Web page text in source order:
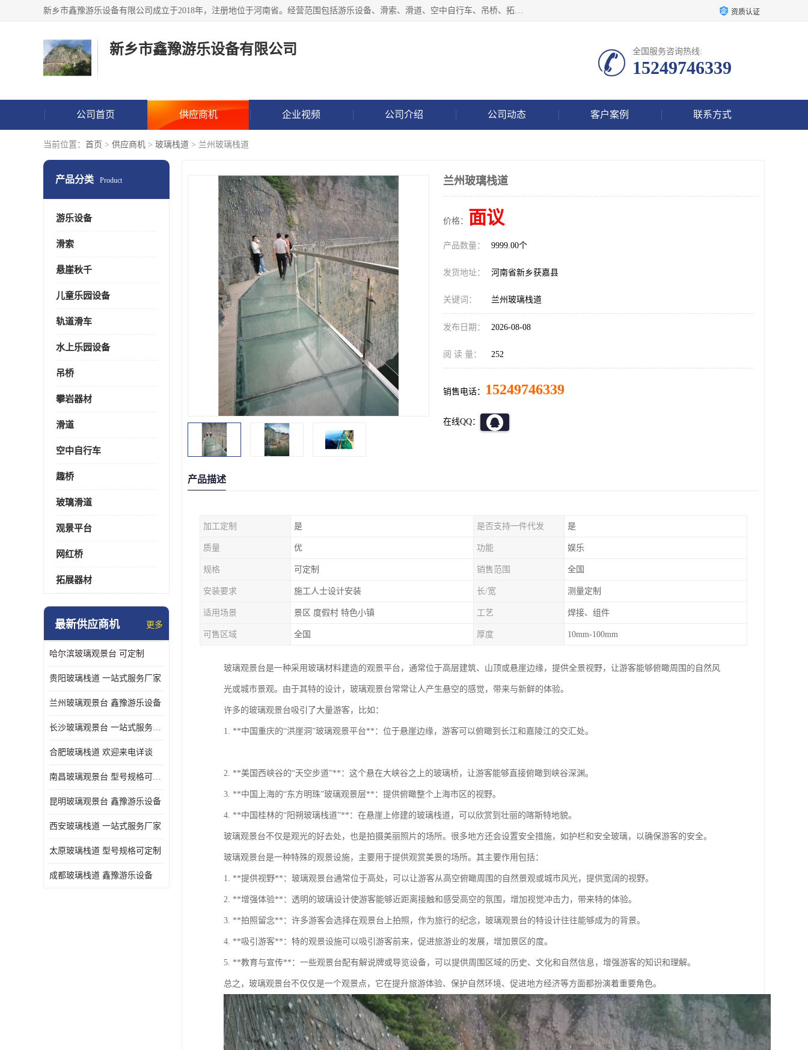
新乡市鑫豫游乐设备有限公司成立于2018年，注册地位于河南省。经营范围包括游乐设备、滑索、滑道、空中自行车、吊桥、拓展器材、攀岩器材、趣桥、悬崖秋千、网红桥、儿童乐园设备、水上乐园设备、丛林穿越设备、音乐呐喊设备、轨道滑车、栈道、玻璃滑道、观景平台、景观包装的设计、制造、销售、安装、维修，景区策划服务。 资质认证
新乡市鑫豫游乐设备有限公司 全国服务咨询热线:
15249746339
公司首页 供应商机 企业视频 公司介绍 公司动态 客户案例 联系方式
当前位置： 首页 > 供应商机 > 玻璃栈道 > 兰州玻璃栈道
产品分类 Product
游乐设备
滑索
悬崖秋千
儿童乐园设备
轨道滑车
水上乐园设备
吊桥
攀岩器材
滑道
空中自行车
趣桥
玻璃滑道
观景平台
网红桥
拓展器材
最新供应商机 更多
哈尔滨玻璃观景台 可定制
贵阳玻璃栈道 一站式服务厂家
兰州玻璃观景台 鑫豫游乐设备
长沙玻璃观景台 一站式服务厂家
合肥玻璃栈道 欢迎来电详谈
南昌玻璃观景台 型号规格可定制
昆明玻璃观景台 鑫豫游乐设备
西安玻璃栈道 一站式服务厂家
太原玻璃栈道 型号规格可定制
成都玻璃栈道 鑫豫游乐设备
兰州玻璃栈道
价格： 面议
产品数量： 9999.00个
发货地址： 河南省新乡获嘉县
关键词： 兰州玻璃栈道
发布日期： 2026-08-08
阅 读 量： 252
销售电话： 15249746339
在线QQ：
产品描述
加工定制 是 是否支持一件代发 是
质量 优 功能 娱乐
规格 可定制 销售范围 全国
安装要求 施工人士设计安装 长/宽 测量定制
适用场景 景区 度假村 特色小镇 工艺 焊接、组件
可售区域 全国 厚度 10mm-100mm
玻璃观景台是一种采用玻璃材料建造的观景平台，通常位于高层建筑、山顶或悬崖边缘，提供全景视野，让游客能够俯瞰周围的自然风
光或城市景观。由于其特的设计，玻璃观景台常常让人产生悬空的感觉，带来与新鲜的体验。
许多的玻璃观景台吸引了大量游客，比如：
1. **中国重庆的“洪崖洞”玻璃观景平台**：位于悬崖边缘，游客可以俯瞰到长江和嘉陵江的交汇处。
2. **美国西峡谷的“天空步道”**：这个悬在大峡谷之上的玻璃桥，让游客能够直接俯瞰到峡谷深渊。
3. **中国上海的“东方明珠”玻璃观景层**：提供俯瞰整个上海市区的视野。
4. **中国桂林的“阳朔玻璃栈道”**：在悬崖上修建的玻璃栈道，可以欣赏到壮丽的喀斯特地貌。
玻璃观景台不仅是观光的好去处，也是拍摄美丽照片的场所。很多地方还会设置安全措施，如护栏和安全玻璃，以确保游客的安全。
玻璃观景台是一种特殊的观景设施，主要用于提供观赏美景的场所。其主要作用包括：
1. **提供视野**：玻璃观景台通常位于高处，可以让游客从高空俯瞰周围的自然景观或城市风光，提供宽阔的视野。
2. **增强体验**：透明的玻璃设计使游客能够近距离接触和感受高空的氛围，增加视觉冲击力，带来特的体验。
3. **拍照留念**：许多游客会选择在观景台上拍照，作为旅行的纪念，玻璃观景台的特设计往往能够成为的背景。
4. **吸引游客**：特的观景设施可以吸引游客前来，促进旅游业的发展，增加景区的度。
5. **教育与宣传**：一些观景台配有解说牌或导览设备，可以提供周围区域的历史、文化和自然信息，增强游客的知识和理解。
总之，玻璃观景台不仅仅是一个观景点，它在提升旅游体验、保护自然环境、促进地方经济等方面都扮演着重要角色。